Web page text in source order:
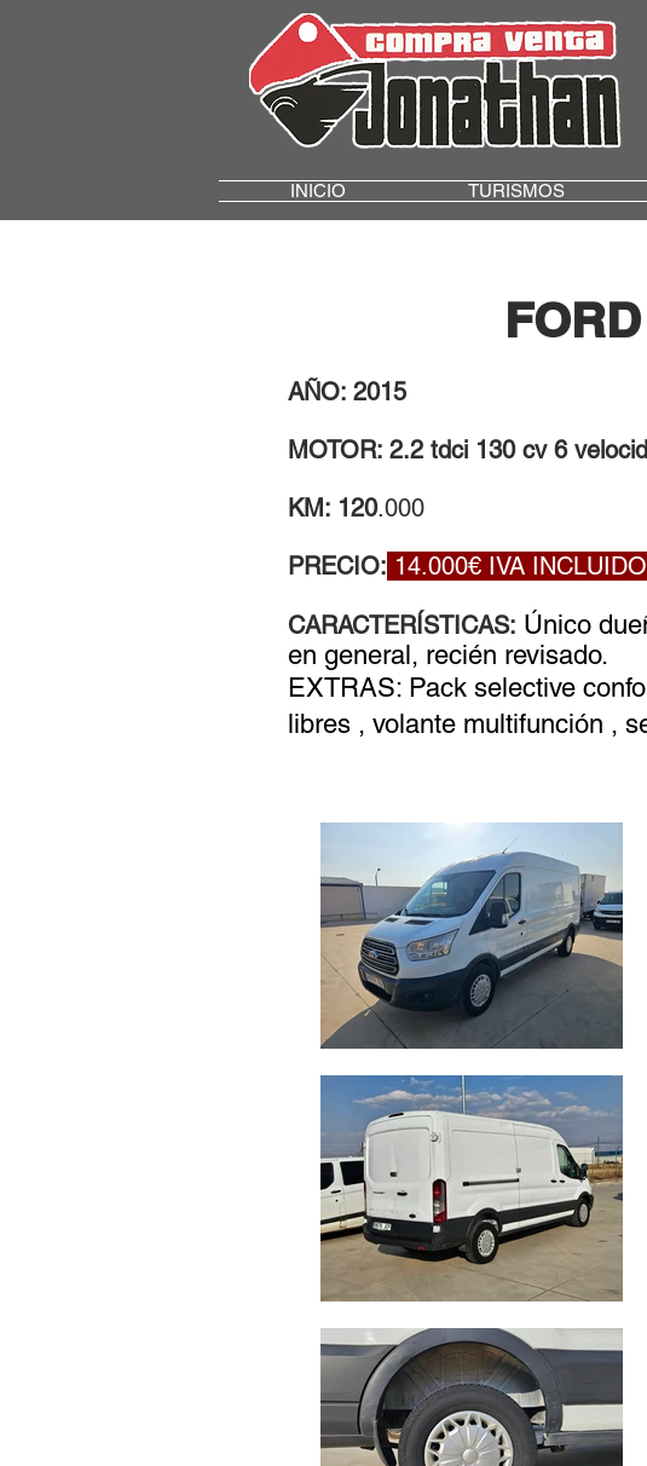
INICIO TURISMOS
AÑO: 2015
MOTOR: 2.2 tdci 130 cv 6
KM: 120.000
PRECIO: 14.000€ IVA INCLUIDO
CARACTERÍSTICAS: Único
en general, recién revisado.
EXTRAS: Pack selective
libres , volante multifunción ,